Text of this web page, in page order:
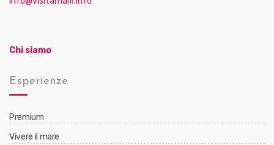
Chi siamo
Esperienze
Premium
Vivere il mare